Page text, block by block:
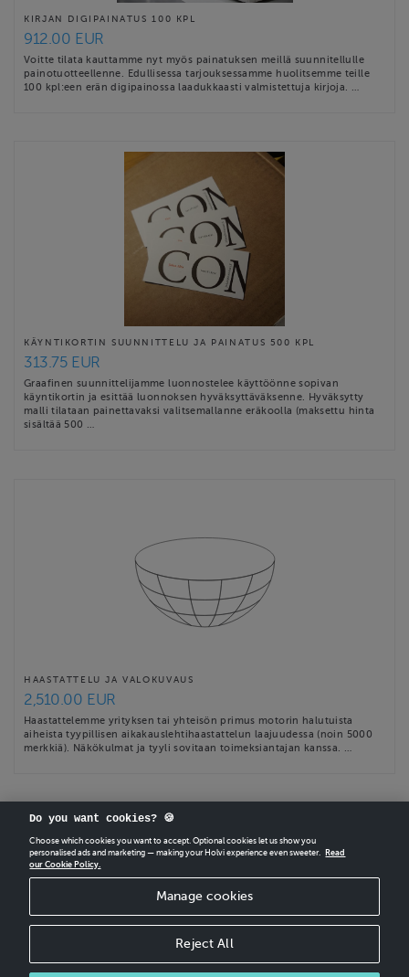
KIRJAN DIGIPAINATUS 100 KPL
912.00 EUR
Voitte tilata kauttamme nyt myös painatuksen meillä suunnitellulle
painotuotteellenne. Edullisessa tarjouksessamme huolitsemme teille
100 kpl:een erän digipainossa laadukkaasti valmistettuja kirjoja. …
KÄYNTIKORTIN SUUNNITTELU JA PAINATUS 500 KPL
313.75 EUR
Graafinen suunnittelijamme luonnostelee käyttöönne sopivan
käyntikortin ja esittää luonnoksen hyväksyttäväksenne. Hyväksytty
malli tilataan painettavaksi valitsemallanne eräkoolla (maksettu hinta
sisältää 500 …
HAASTATTELU JA VALOKUVAUS
2,510.00 EUR
Haastattelemme yrityksen tai yhteisön primus motorin halutuista
aiheista tyypillisen aikakauslehtihaastattelun laajuudessa (noin 5000
merkkiä). Näkökulmat ja tyyli sovitaan toimeksiantajan kanssa. …
CREATEYOUR OWN HOLVI ONLINE STORE IN MINUTES.
Holvi Payment Services Ltd is regulated by the Financial Supervisory Authority of
Finland as an Authorised Payment Institution with license to operate in the
Do you want cookies? 🍪
Choose which cookies you want to accept. Optional cookies let us show you
personalised ads and marketing — making your Holvi experience even sweeter.
Read
our Cookie Policy.
Manage cookies
Reject All